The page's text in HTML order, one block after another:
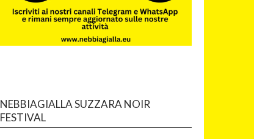
NEBBIAGIALLA SUZZARA NOIR
FESTIVAL